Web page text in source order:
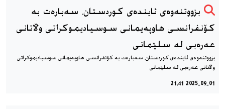
بزووتنه‌وه‌ی ئاینده‌ی کوردستان، سه‌باره‌ت به
كۆنفرانسی هاوپەیمانی سوسیادیموكراتی وڵاتانی
عەرەبی له سلێمانی
بزووتنه‌وه‌ی ئاینده‌ی کوردستان، سه‌باره‌ت به كۆنفرانسی هاوپەیمانی سوسیادیموكراتی
وڵاتانی عەرەبی له سلێمانی
2025-09-01 21:41